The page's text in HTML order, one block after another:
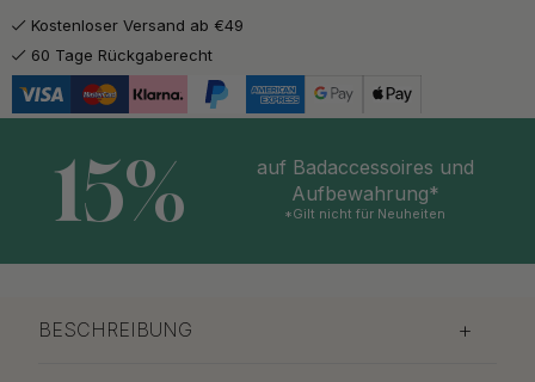
Kostenloser Versand ab €49
60 Tage Rückgaberecht
15%
auf Badaccessoires und
Aufbewahrung*
*Gilt nicht für Neuheiten
BESCHREIBUNG